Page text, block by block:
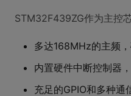
STM32F439ZG作为主控
多达168MHz的主频
内置硬件中断控制器
充足的GPIO和多种通